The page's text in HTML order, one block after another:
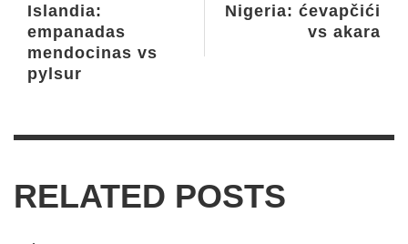
Nigeria: ćevapčići
vs akara
Islandia:
empanadas
mendocinas vs
pylsur
RELATED POSTS